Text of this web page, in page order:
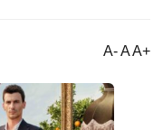
A- A A+